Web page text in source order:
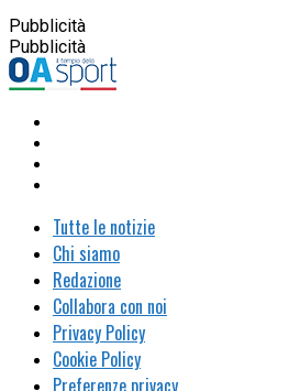
Pubblicità
Pubblicità
Tutte le notizie
Chi siamo
Redazione
Collabora con noi
Privacy Policy
Cookie Policy